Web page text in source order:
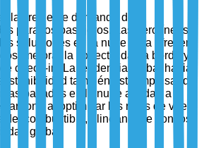
la creciente demanda de
para los pasajeros. Las aerolíneas
soluciones en la nube para ofrecer
mejorar la conectividad a bordo y
check-in. La tendencia global hacia
también está impulsando
basados en la nube ayudan a
carbono al optimizar las rutas de vuelo
del combustible, alineándose con los
global.